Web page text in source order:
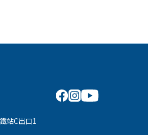
站C出口1